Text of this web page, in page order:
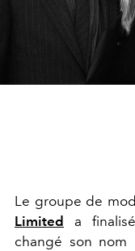
Le groupe de
Limited
a
changé son nom